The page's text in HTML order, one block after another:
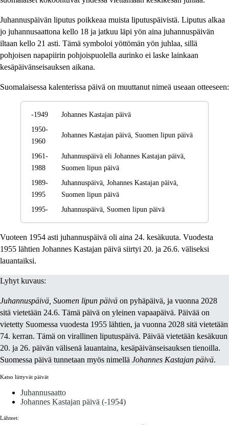
Juhannuspäivän liputus poikkeaa muista liputuspäivistä. Liputus alkaa
jo juhannusaattona kello 18 ja jatkuu läpi yön aina juhannuspäivän
iltaan kello 21 asti. Tämä symboloi yöttömän yön juhlaa, sillä
pohjoisen napapiirin pohjoispuolella aurinko ei laske lainkaan
kesäpäivänseisauksen aikana.
Suomalaisessa kalenterissa päivä on muuttanut nimeä useaan otteeseen:
-1949
Johannes Kastajan päivä
1950-
1960
Johannes Kastajan päivä, Suomen lipun päivä
1961-
1988
Juhannuspäivä eli Johannes Kastajan päivä,
Suomen lipun päivä
1989-
1995
Juhannuspäivä, Johannes Kastajan päivä,
Suomen lipun päivä
1995-
Juhannuspäivä, Suomen lipun päivä
Vuoteen 1954 asti juhannuspäivä oli aina 24. kesäkuuta. Vuodesta
1955 lähtien Johannes Kastajan päivä siirtyi 20. ja 26.6. väliseksi
lauantaiksi.
Lyhyt kuvaus:
Juhannuspäivä, Suomen lipun päivä on pyhäpäivä, ja vuonna 2028
sitä vietetään 24.6. Tämä päivä on yleinen vapaapäivä. Päivää on
vietetty Suomessa vuodesta 1955 lähtien, ja vuonna 2028 sitä vietetään
74. kerran. Tämä on virallinen liputuspäivä. Päivää vietetään kesäkuun
20. ja 26. päivän välisenä lauantaina, kesäpäivänseisauksen tienoilla.
Suomessa päivä tunnetaan myös nimellä Johannes Kastajan päivä.
Katso liittyvät päivät
Juhannusaatto
Johannes Kastajan päivä (-1954)
Lähteet: